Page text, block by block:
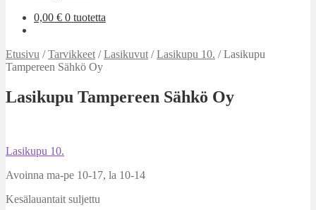
0,00 € 0 tuotetta
Etusivu /Tarvikkeet /Lasikuvut /Lasikupu 10. /Lasikupu
Tampereen Sähkö Oy
Lasikupu Tampereen Sähkö Oy
Artikkelien
selaus
Edellinen
Lasikupu 10.
Avoinna ma-pe 10-17, la 10-14
Kesälauantait suljettu